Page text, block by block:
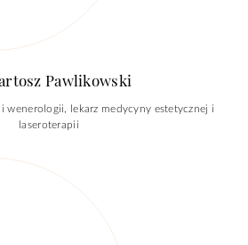
Pawlikowski
wenerologii, lekarz medycyny estetycznej i
laseroterapii